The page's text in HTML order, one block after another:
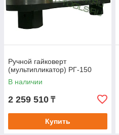
Ручной гайковерт
(мультипликатор) РГ-150
В наличии
2 259 510 ₸
Купить